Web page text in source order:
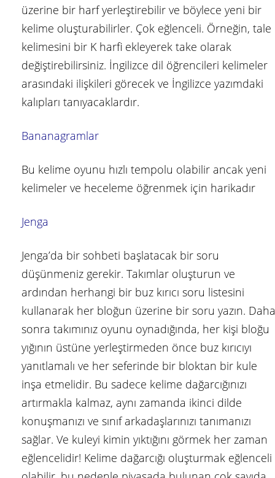
üzerine bir harf yerleştirebilir ve böylece yeni bir
kelime oluşturabilirler. Çok eğlenceli. Örneğin, tale
kelimesini bir K harfi ekleyerek take olarak
değiştirebilirsiniz. İngilizce dil öğrencileri kelimeler
arasındaki ilişkileri görecek ve İngilizce yazımdaki
kalıpları tanıyacaklardır.
Bananagramlar
Bu kelime oyunu hızlı tempolu olabilir ancak yeni
kelimeler ve heceleme öğrenmek için harikadır
Jenga
Jenga’da bir sohbeti başlatacak bir soru
düşünmeniz gerekir. Takımlar oluşturun ve
ardından herhangi bir buz kırıcı soru listesini
kullanarak her bloğun üzerine bir soru yazın. Daha
sonra takımınız oyunu oynadığında, her kişi bloğu
yığının üstüne yerleştirmeden önce buz kırıcıyı
yanıtlamalı ve her seferinde bir bloktan bir kule
inşa etmelidir. Bu sadece kelime dağarcığınızı
artırmakla kalmaz, aynı zamanda ikinci dilde
konuşmanızı ve sınıf arkadaşlarınızı tanımanızı
sağlar. Ve kuleyi kimin yıktığını görmek her zaman
eğlencelidir! Kelime dağarcığı oluşturmak eğlenceli